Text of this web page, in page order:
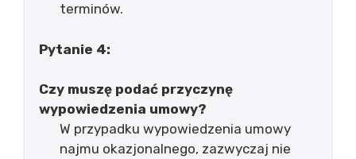
terminów.
Pytanie 4:
Czy muszę podać przyczynę
wypowiedzenia umowy?
W przypadku wypowiedzenia umowy
najmu okazjonalnego, zazwyczaj nie